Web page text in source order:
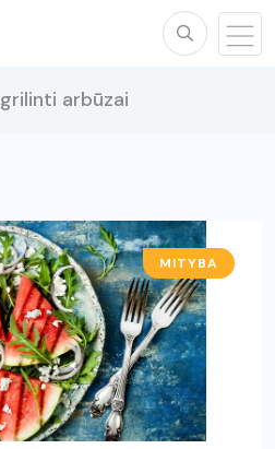
grilinti arbūzai
MITYBA